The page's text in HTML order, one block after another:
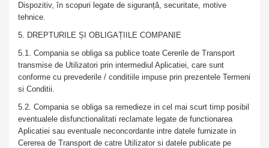
Dispozitiv, în scopuri legate de siguranță, securitate, motive
tehnice.
5. DREPTURILE ȘI OBLIGAȚIILE COMPANIE
5.1. Compania se obliga sa publice toate Cererile de Transport
transmise de Utilizatori prin intermediul Aplicatiei, care sunt
conforme cu prevederile / conditiile impuse prin prezentele Termeni
si Conditii.
5.2. Compania se obliga sa remedieze in cel mai scurt timp posibil
eventualele disfunctionalitati reclamate legate de functionarea
Aplicatiei sau eventuale neconcordante intre datele furnizate in
Cererea de Transport de catre Utilizator si datele publicate pe